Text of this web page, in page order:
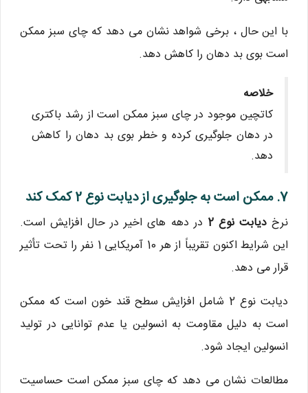
با این حال ، برخی شواهد نشان می دهد که چای سبز ممکن
است بوی بد دهان را کاهش دهد.
خلاصه
کاتچین موجود در چای سبز ممکن است از رشد باکتری
در دهان جلوگیری کرده و خطر بوی بد دهان را کاهش
دهد.
7. ممکن است به جلوگیری از دیابت نوع 2 کمک کند
نرخدیابت نوع 2
در دهه های اخیر در حال افزایش است.
این شرایط اکنون تقریباً از هر 10 آمریکایی 1 نفر را تحت تأثیر
قرار می دهد.
دیابت نوع 2 شامل افزایش سطح قند خون است که ممکن
است به دلیل مقاومت به انسولین یا عدم توانایی در تولید
انسولین ایجاد شود.
مطالعات نشان می دهد که چای سبز ممکن است حساسیت